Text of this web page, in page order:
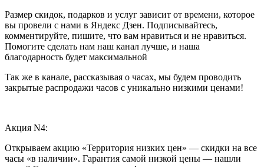
Размер скидок, подарков и услуг зависит от времени, которое
вы провели с нами в Яндекс Дзен. Подписывайтесь,
комментируйте, пишите, что вам нравиться и не нравиться.
Помогите сделать нам наш канал лучше, и наша
благодарность будет максимальной
Так же в канале, рассказывая о часах, мы будем проводить
закрытые распродажи часов с уникально низкими ценами!
Акция N4:
Открываем акцию «Территория низких цен» — скидки на все
часы «в наличии». Гарантия самой низкой цены — нашли